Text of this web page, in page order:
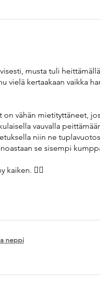
musta tuli
vielä kertaakaan vaikka
on vähän mietityttäneet,
vauvalla
niin ne
se sisempi
👌🏼
neppi